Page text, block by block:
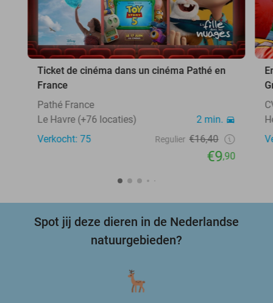
Ticket de cinéma dans un cinéma Pathé en
France
Pathé France
Le Havre (+76 locaties)
2 min.
Verkocht: 75
Regulier €16,40
€9,90
Spot jij deze dieren in de Nederlandse
natuurgebieden?